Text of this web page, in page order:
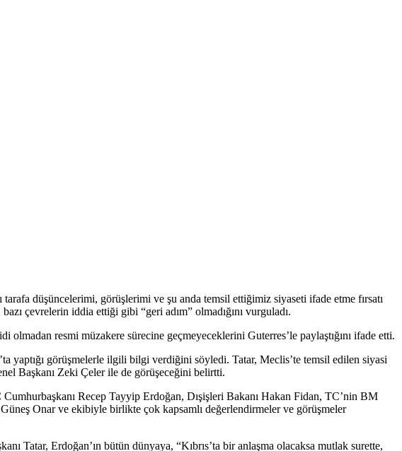
düşüncelerimi, görüşlerimi ve şu anda temsil ettiğimiz siyaseti ifade etme fırsatı
çevrelerin iddia ettiği gibi “geri adım” olmadığını vurguladı.
resmi müzakere sürecine geçmeyeceklerini Guterres’le paylaştığını ifade etti.
yaptığı görüşmelerle ilgili bilgi verdiğini söyledi. Tatar, Meclis’te temsil edilen siyasi
Başkanı Zeki Çeler ile de görüşeceğini belirtti.
Recep Tayyip Erdoğan, Dışişleri Bakanı Hakan Fidan, TC’nin BM
Onar ve ekibiyle birlikte çok kapsamlı değerlendirmeler ve görüşmeler
Tatar, Erdoğan’ın bütün dünyaya, “Kıbrıs’ta bir anlaşma olacaksa mutlak surette,